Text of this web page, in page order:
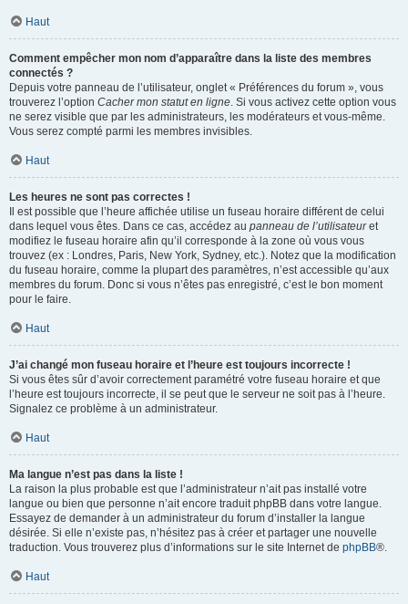
Haut
Comment empêcher mon nom d’apparaître dans la liste des membres
connectés ?
Depuis votre panneau de l’utilisateur, onglet « Préférences du forum », vous
trouverez l’option Cacher mon statut en ligne. Si vous activez cette option vous
ne serez visible que par les administrateurs, les modérateurs et vous-même.
Vous serez compté parmi les membres invisibles.
Haut
Les heures ne sont pas correctes !
Il est possible que l’heure affichée utilise un fuseau horaire différent de celui
dans lequel vous êtes. Dans ce cas, accédez au panneau de l’utilisateuret
modifiez le fuseau horaire afin qu’il corresponde à la zone où vous vous
trouvez (ex : Londres, Paris, New York, Sydney, etc.). Notez que la modification
du fuseau horaire, comme la plupart des paramètres, n’est accessible qu’aux
membres du forum. Donc si vous n’êtes pas enregistré, c’est le bon moment
pour le faire.
Haut
J’ai changé mon fuseau horaire et l’heure est toujours incorrecte !
Si vous êtes sûr d’avoir correctement paramétré votre fuseau horaire et que
l’heure est toujours incorrecte, il se peut que le serveur ne soit pas à l’heure.
Signalez ce problème à un administrateur.
Haut
Ma langue n’est pas dans la liste !
La raison la plus probable est que l’administrateur n’ait pas installé votre
langue ou bien que personne n’ait encore traduit phpBB dans votre langue.
Essayez de demander à un administrateur du forum d’installer la langue
désirée. Si elle n’existe pas, n’hésitez pas à créer et partager une nouvelle
traduction. Vous trouverez plus d’informations sur le site Internet de phpBB®.
Haut